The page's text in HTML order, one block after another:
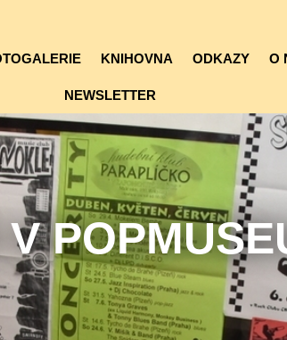
KNIHOVNA ODKAZY O
NEWSLETTER